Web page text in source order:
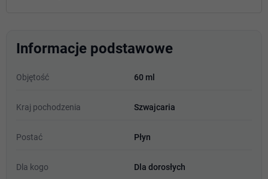
Informacje podstawowe
Objętość 60 ml
Kraj pochodzenia Szwajcaria
Postać Płyn
Dla kogo Dla dorosłych